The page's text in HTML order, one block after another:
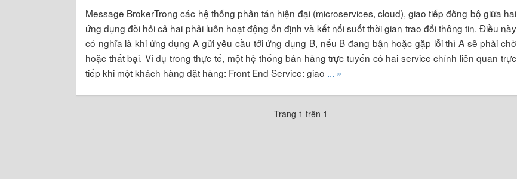
Message BrokerTrong các hệ thống phân tán hiện đại (microservices, cloud), giao tiếp đồng bộ giữa hai
ứng dụng đòi hỏi cả hai phải luôn hoạt động ổn định và kết nối suốt thời gian trao đổi thông tin. Điều này
có nghĩa là khi ứng dụng A gửi yêu cầu tới ứng dụng B, nếu B đang bận hoặc gặp lỗi thì A sẽ phải chờ
hoặc thất bại. Ví dụ trong thực tế, một hệ thống bán hàng trực tuyến có hai service chính liên quan trực
tiếp khi một khách hàng đặt hàng: Front End Service: giao ... »
Trang 1 trên 1